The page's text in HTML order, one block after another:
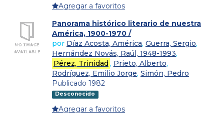
Agregar a favoritos
Panorama histórico literario de nuestra
América, 1900-1970 /
por Díaz Acosta, América, Guerra, Sergio,
Hernández Novás, Raúl, 1948-1993,
Pérez, Trinidad , Prieto, Alberto,
Rodríguez, Emilio Jorge, Simón, Pedro
Publicado 1982
Desconocido
Agregar a favoritos